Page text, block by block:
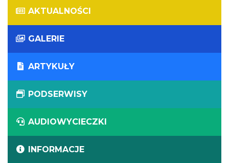
AKTUALNOŚCI
GALERIE
ARTYKUŁY
PODSERWISY
AUDIOWYCIECZKI
INFORMACJE